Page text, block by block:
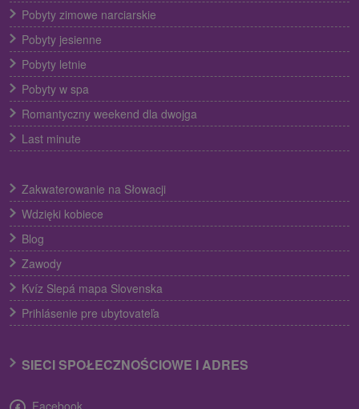
Pobyty zimowe narciarskie
Pobyty jesienne
Pobyty letnie
Pobyty w spa
Romantyczny weekend dla dwojga
Last minute
Zakwaterowanie na Słowacji
Wdzięki kobiece
Blog
Zawody
Kvíz Slepá mapa Slovenska
Prihlásenie pre ubytovateľa
SIECI SPOŁECZNOŚCIOWE I ADRES
Facebook